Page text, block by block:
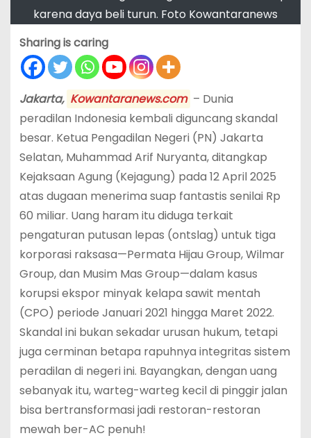
karena daya beli turun. Foto Kowantaranews
Sharing is caring
Jakarta, Kowantaranews.com – Dunia
peradilan Indonesia kembali diguncang skandal
besar. Ketua Pengadilan Negeri (PN) Jakarta
Selatan, Muhammad Arif Nuryanta, ditangkap
Kejaksaan Agung (Kejagung) pada 12 April 2025
atas dugaan menerima suap fantastis senilai Rp
60 miliar. Uang haram itu diduga terkait
pengaturan putusan lepas (ontslag) untuk tiga
korporasi raksasa—Permata Hijau Group, Wilmar
Group, dan Musim Mas Group—dalam kasus
korupsi ekspor minyak kelapa sawit mentah
(CPO) periode Januari 2021 hingga Maret 2022.
Skandal ini bukan sekadar urusan hukum, tetapi
juga cerminan betapa rapuhnya integritas sistem
peradilan di negeri ini. Bayangkan, dengan uang
sebanyak itu, warteg-warteg kecil di pinggir jalan
bisa bertransformasi jadi restoran-restoran
mewah ber-AC penuh!